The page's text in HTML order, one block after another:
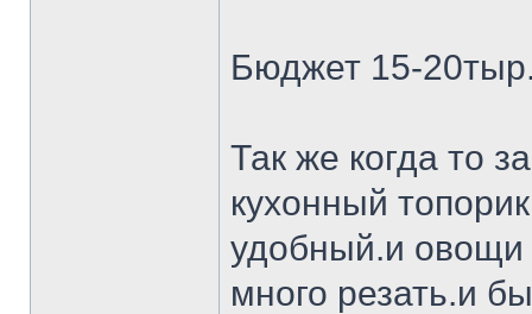
Бюджет 15-
Так же когда то
кухонный
удобный.и овощи
много резать.и